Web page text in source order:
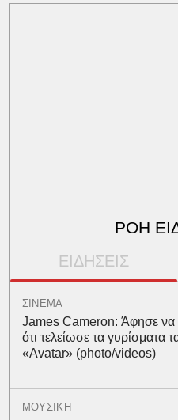
ΡΟΗ
ΕΙΔΗΣΕΙΣ
ΣΙΝΕΜΑ
James Cameron: Άφησε να
ότι τελείωσε τα γυρίσματα
«Avatar» (photo/videos)
ΜΟΥΣΙΚΗ